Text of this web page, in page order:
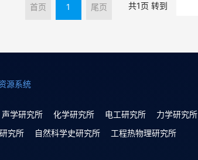
首页 1 尾页 共1页 转到
源系统
声学研究所 化学研究所 电工研究所
力学研究所
究所 自然科学史研究所
工程热物理研究所